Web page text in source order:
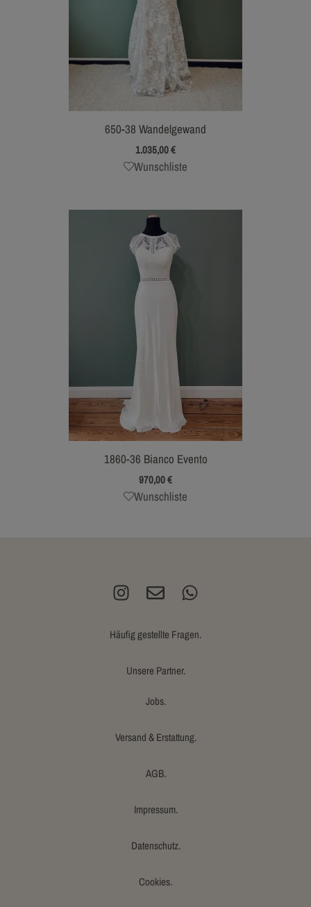
650-38 Wandelgewand
1.035,00€
Wunschliste
1860-36 Bianco Evento
970,00€
Wunschliste
Häufig gestellte Fragen.
Unsere Partner.
Jobs.
Versand & Erstattung.
AGB.
Impressum.
Datenschutz.
Cookies.